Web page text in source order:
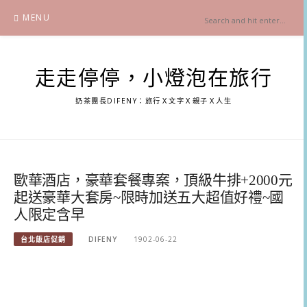
content
MENU
走走停停，小燈泡在旅行
奶茶團長DIFENY：旅行Ｘ文字Ｘ親子Ｘ人生
歐華酒店，豪華套餐專案，頂級牛排+2000元
起送豪華大套房~限時加送五大超值好禮~國
人限定含早
台北飯店促銷 DIFENY 1902-06-22